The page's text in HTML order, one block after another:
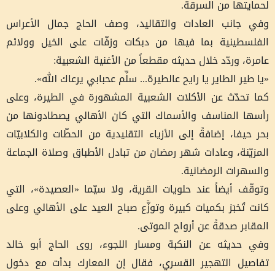
لحمايتها من السرقة.
وفي جانب العادات والتقاليد، وصف الحاج جمال الأعراس
الفلسطينية بما فيها من دبكات وزفّات على الخيل وولائم
عامرة، وردّد خلال حديثه مقطعاً من الأغنية الشعبية:
«يا طير الطاير يا رايح عالطيرة... سلِّم عحبابي يرعاك الله».
كما تحدّث عن الأكلات الشعبية المشهورة في الطيرة، وعلى
رأسها المناسف والأسماك التي كان الأهالي يصطادونها من
بحر حيفا، إضافةً إلى الأزياء التقليدية من الحطّات والكلابيّات
المزيّنة، وعادات شهر رمضان من تبادل الأطباق وصلاة الجماعة
والسهرات الرمضانية.
وتوقّف أيضاً عند حلويات القرية، ولا سيّما «العصيدة»، التي
كانت تُخبَز بكميات كبيرة وتوزَّع صباح العيد على الأهالي وعلى
المقابر صدقةً عن أرواح الموتى.
وفي حديثه عن النكبة ومسار اللجوء، روى الحاج أبو خالد
تفاصيل التهجير القسري، فقال إن المعارك بدأت مع دخول